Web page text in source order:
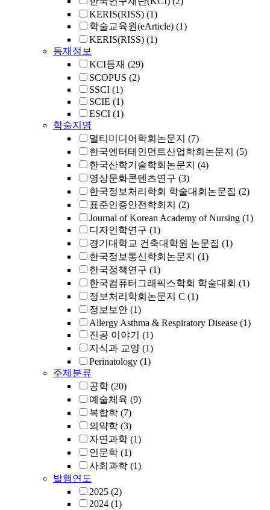
KERIS(RISS) (1)
학술교육원(eArticle) (1)
KERIS(RISS) (1)
등재정보
KCI등재 (29)
SCOPUS (2)
SSCI (1)
SCIE (1)
ESCI (1)
학술지명
멀티미디어학회논문지 (7)
한국엔터테인먼트산업학회논문지 (5)
한국산학기술학회논문지 (4)
영상문화콘텐츠연구 (3)
한국정보처리학회 학술대회논문집 (2)
표준인증안전학회지 (2)
Journal of Korean Academy of Nursing (1)
디자인학연구 (1)
경기대학교 건축대학원 논문집 (1)
한국정보통신학회논문지 (1)
한국정책연구 (1)
한국컴퓨터그래픽스학회 학술대회 (1)
정보처리학회논문지 C (1)
정보보안 (1)
Allergy Asthma & Respiratory Disease (1)
진공 이야기
(1)
지식과 교양 (1)
Perinatology (1)
주제분류
공학 (20)
예술체육 (9)
복합학 (7)
의약학 (3)
자연과학 (1)
인문학 (1)
사회과학 (1)
발행연도
2025 (2)
2024 (1)